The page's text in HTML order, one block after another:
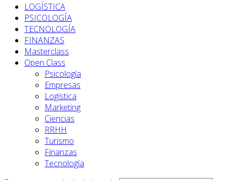
LOGÍSTICA
PSICOLOGÍA
TECNOLOGÍA
FINANZAS
Masterclass
Open Class
Psicología
Empresas
Logística
Marketing
Ciencias
RRHH
Turismo
Finanzas
Tecnología